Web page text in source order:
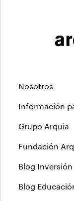
Nosotros
Información
Grupo Arquia
Fundación
Blog Inversión
Blog